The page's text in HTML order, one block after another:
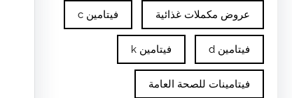
عروض مكملات غذائية فيتامين c
فيتامين d فيتامين k
فيتامينات للصحة العامة